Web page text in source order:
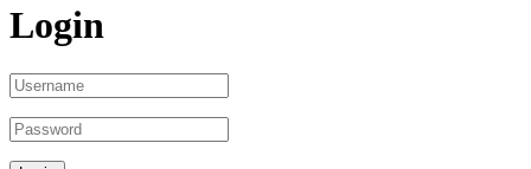
Login